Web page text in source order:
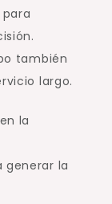
también
largo.
la
generar la